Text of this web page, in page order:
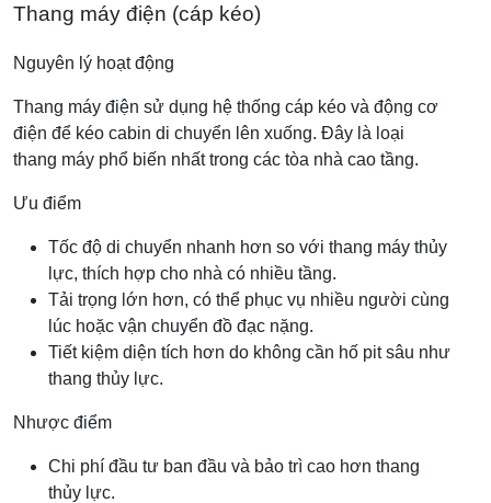
Thang máy điện (cáp kéo)
Nguyên lý hoạt động
Thang máy điện sử dụng hệ thống cáp kéo và động cơ
điện để kéo cabin di chuyển lên xuống. Đây là loại
thang máy phổ biến nhất trong các tòa nhà cao tầng.
Ưu điểm
Tốc độ di chuyển nhanh hơn so với thang máy thủy
lực, thích hợp cho nhà có nhiều tầng.
Tải trọng lớn hơn, có thể phục vụ nhiều người cùng
lúc hoặc vận chuyển đồ đạc nặng.
Tiết kiệm diện tích hơn do không cần hố pit sâu như
thang thủy lực.
Nhược điểm
Chi phí đầu tư ban đầu và bảo trì cao hơn thang
thủy lực.